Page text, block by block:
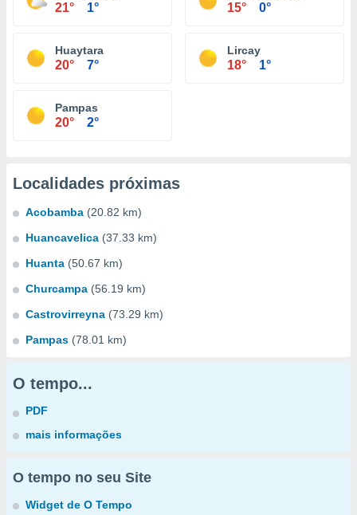
21° 1° 15° 0°
Huaytara
20° 7°
Lircay
18° 1°
Pampas
20° 2°
Localidades próximas
Acobamba (20.82 km)
Huancavelica (37.33 km)
Huanta (50.67 km)
Churcampa (56.19 km)
Castrovirreyna (73.29 km)
Pampas (78.01 km)
O tempo...
PDF
mais informações
O tempo no seu Site
Widget de O Tempo